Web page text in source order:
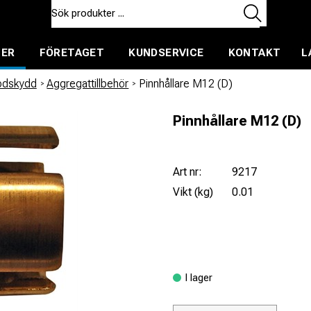
FÖRETAGET KUNDSERVICE KONTAKT
/ Aggregattillbehör / Pinnhållare M12 (D)
Pinnhållare M12 (D)
Art nr:
9217
Vikt (kg)
0.01
I lager